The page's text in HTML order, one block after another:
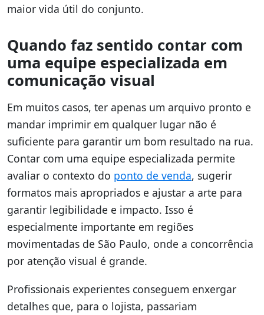
maior vida útil do conjunto.
Quando faz sentido contar com
uma equipe especializada em
comunicação visual
Em muitos casos, ter apenas um arquivo pronto e
mandar imprimir em qualquer lugar não é
suficiente para garantir um bom resultado na rua.
Contar com uma equipe especializada permite
avaliar o contexto do ponto de venda, sugerir
formatos mais apropriados e ajustar a arte para
garantir legibilidade e impacto. Isso é
especialmente importante em regiões
movimentadas de São Paulo, onde a concorrência
por atenção visual é grande.
Profissionais experientes conseguem enxergar
detalhes que, para o lojista, passariam